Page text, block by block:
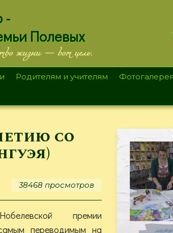
-
Полевых
жизни — вот цель.
Родителям и учителям Фотогалерея
со
38468 просмотров
премии
переводимым на